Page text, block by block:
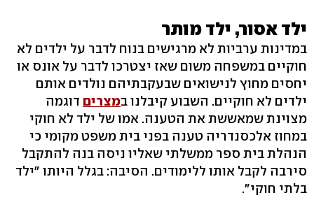
ילד אסור, ילד מותר
במדינות ערביות לא מרגישים בנוח לדבר על ילדים לא
חוקיים במשפחה משום שאז יצטרכו לדבר על אונס או
יחסים מחוץ לנישואים שבעקבתיהם נולדים אותם
ילדים לא חוקיים. השבוע קיבלנו במצרים דוגמה
מצוינת שמאששת את הטענה. אמו של ילד לא חוקי
במחוז אלכסנדריה טענה בפני בית משפט מקומי כי
הנהלת בית ספר ממשלתי שאליו ניסה בנה להתקבל
סירבה לקבל אותו ללימודים. הסיבה: בגלל היותו "ילד
בלתי חוקי".